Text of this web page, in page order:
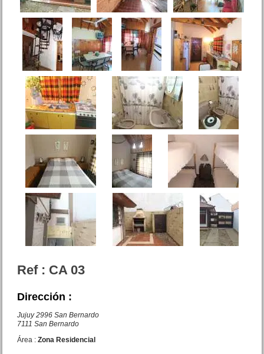
Dpto. 2 amb. Hernandez entre
Chiozza y San Juan
Precio : U$S 62 .000
3169 San Bernardo
Ref : CA 03
Dirección :
Jujuy 2996 San Bernardo
7111 San Bernardo
Área :Zona Residencial